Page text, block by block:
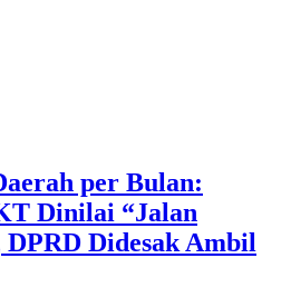
per Bulan:
Dinilai “Jalan
DPRD Didesak Ambil